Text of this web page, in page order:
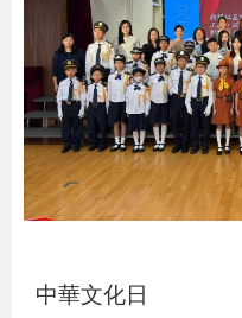
中華文化日